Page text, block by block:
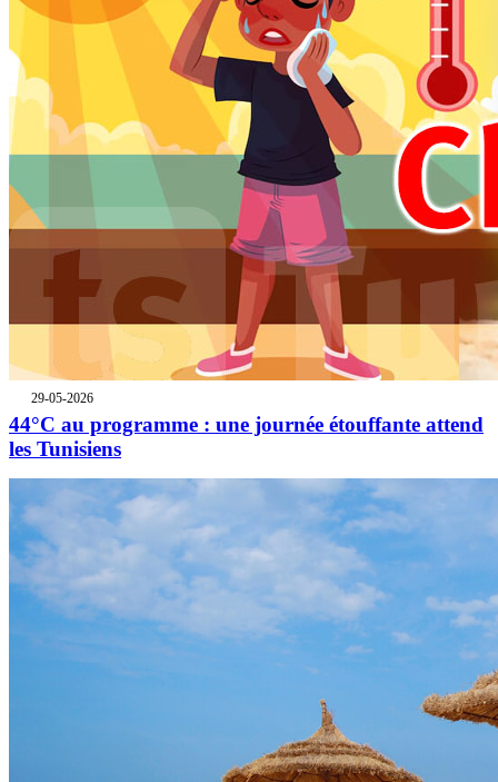
29-05-2026
44°C au programme : une journée étouffante attend
les Tunisiens